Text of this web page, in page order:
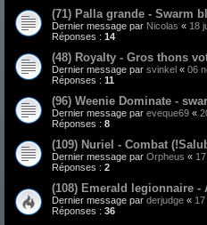
(71) Palla grande - Swarm
Dernier message par Nicolas « 18
Réponses : 14
(48) Royalty - Gros thons
Dernier message par svinkel « 06
Réponses : 11
(96) Weenie Dominate -
Dernier message par eveque69 «
Réponses : 8
(109) Nuriel - Combat
Dernier message par Orpheus «
Réponses : 2
(108) Emerald legionnaire
Dernier message par derjudge «
Réponses : 36